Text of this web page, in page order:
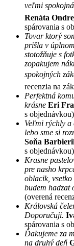
veľmi
Renáta
spárovania s
Tovar ktorý
prišla v
stotožňuje s
zopakujem
spokojných
recenzia na
Perfektná
krásne Eri
s objednávkou)
Veľmi rýchly a
lebo sme si
Soňa
s objednávkou)
Krasne
pre nasho
oblacik,
budem hadzat
(overená
Královská
Doporučuji.
spárovania s
Ďakujeme za
na druhý deň